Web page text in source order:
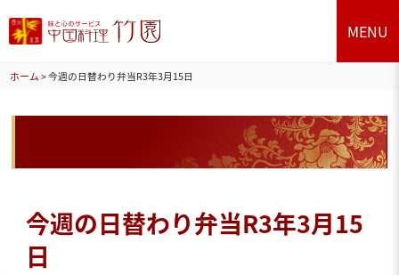
MENU
ホーム >今週の日替わり弁当R3年3月15日
今週の日替わり弁当R3年3月15
日